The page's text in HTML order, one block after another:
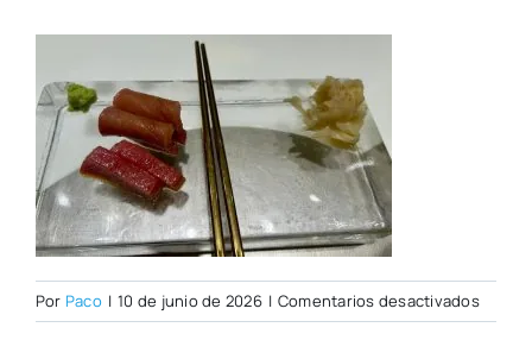
Por Paco | 10 de junio de 2026 | Comentarios desactivadosen